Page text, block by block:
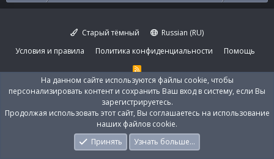
Старый тёмный
Russian (RU)
Условия и правила
Политика конфиденциальности Помощь
R
S
Community platform by XenForo® © 2010-2026 XenForo Ltd
Перевод: XenForo.Info